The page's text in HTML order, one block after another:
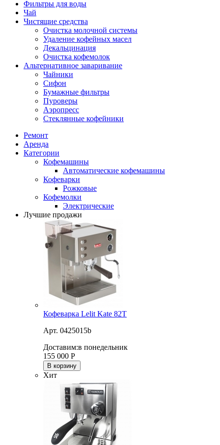
Фильтры для воды
Чай
Чистящие средства
Очистка молочной системы
Удаление кофейных масел
Декальцинация
Очистка кофемолок
Альтернативное заваривание
Чайники
Сифон
Бумажные фильтры
Пуроверы
Аэропресс
Стеклянные кофейники
Ремонт
Аренда
Категории
Кофемашины
Автоматические кофемашины
Кофеварки
Рожковые
Кофемолки
Электрические
Лучшие продажи
Кофеварка Lelit Kate 82T
Арт. 0425015b
Доставим:в понедельник
155 000 Р
В корзину
Хит